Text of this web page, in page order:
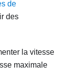
de
des
la vitesse
maximale